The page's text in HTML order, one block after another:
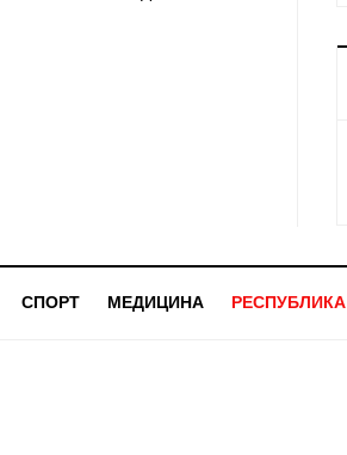
СПОРТ МЕДИЦИНА РЕСПУБЛИКА